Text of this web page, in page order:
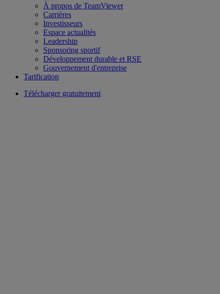
À propos de TeamViewer
Carrières
Investisseurs
Espace actualités
Leadership
Sponsoring sportif
Développement durable et RSE
Gouvernement d'entreprise
Tarification
Télécharger gratuitement